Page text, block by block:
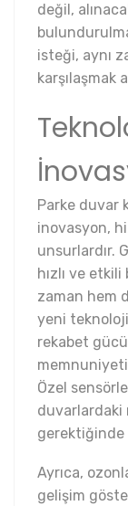
değil,
isteği, aynı
karşılaşmak
Parke duvar
inovasyon,
unsurlardır.
hızlı ve
zaman hem
yeni
rekabet
Özel
duvarlardaki
gerektiğinde
Ayrıca,
gelişim